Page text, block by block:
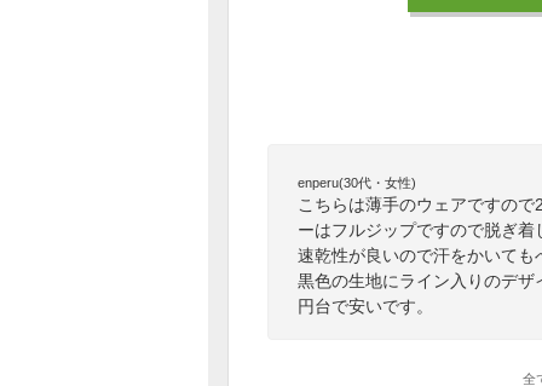
enperu(30代・女性)
こちらは薄手のウェアですの
ーはフルジップですので脱ぎ
速乾性が良いので汗をかいて
黒色の生地にライン入りのデ
円台で安いです。
全